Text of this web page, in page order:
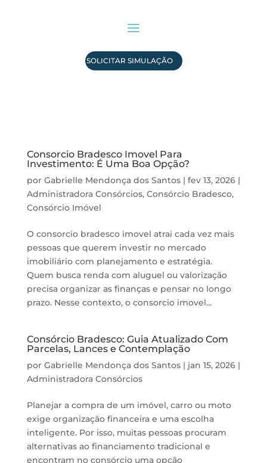
SOLICITAR SIMULAÇÃO
Consorcio Bradesco Imovel Para
Investimento: É Uma Boa Opção?
por Gabrielle Mendonça dos Santos| fev 13, 2026|
Administradora Consórcios, Consórcio Bradesco,
Consórcio Imóvel
O consorcio bradesco imovel atrai cada vez mais
pessoas que querem investir no mercado
imobiliário com planejamento e estratégia.
Quem busca renda com aluguel ou valorização
precisa organizar as finanças e pensar no longo
prazo. Nesse contexto, o consorcio imovel...
Consórcio Bradesco: Guia Atualizado Com
Parcelas, Lances e Contemplação
por Gabrielle Mendonça dos Santos| jan 15, 2026|
Administradora Consórcios
Planejar a compra de um imóvel, carro ou moto
exige organização financeira e uma escolha
inteligente. Por isso, muitas pessoas procuram
alternativas ao financiamento tradicional e
encontram no consórcio uma opção